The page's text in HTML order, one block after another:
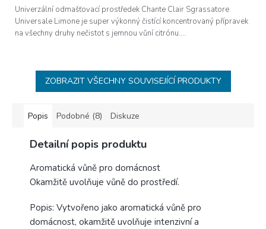
Univerzální odmašťovací prostředek Chante Clair Sgrassatore
Universale Limone je super výkonný čistící koncentrovaný přípravek
na všechny druhy nečistot s jemnou vůní citrónu....
ZOBRAZIT VŠECHNY SOUVISEJÍCÍ PRODUKTY
Popis Podobné (8) Diskuze
Detailní popis produktu
Aromatická vůně pro domácnost
Okamžitě uvolňuje vůně do prostředí.
Popis: Vytvořeno jako aromatická vůně pro
domácnost, okamžitě uvolňuje intenzivní a